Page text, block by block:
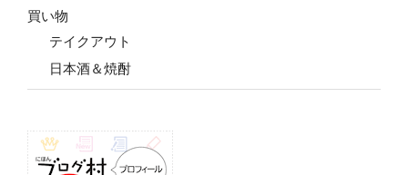
買い物
テイクアウト
日本酒＆焼酎